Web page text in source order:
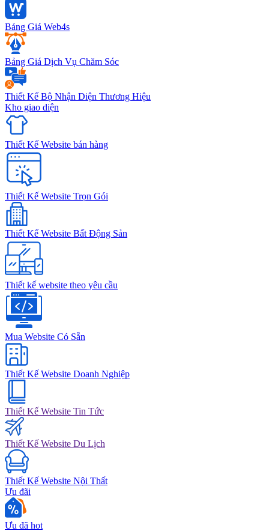
Bảng Giá Web4s
Bảng Giá Dịch Vụ Chăm Sóc
Thiết Kế Bộ Nhận Diện Thương Hiệu
Kho giao diện
Thiết Kế Website bán hàng
Thiết Kế Website Trọn Gói
Thiết Kế Website Bất Động Sản
Thiết kế website theo yêu cầu
Mua Website Có Sẵn
Thiết Kế Website Doanh Nghiệp
Thiết Kế Website Tin Tức
Thiết Kế Website Du Lịch
Thiết Kế Website Nội Thất
Ưu đãi
Ưu đã hot